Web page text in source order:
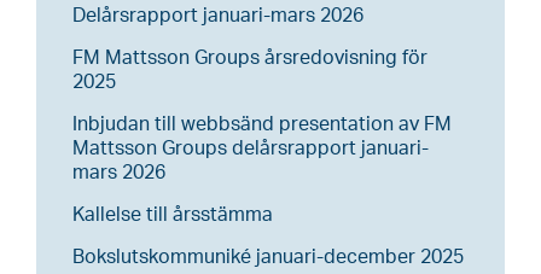
Delårsrapport januari-mars 2026
FM Mattsson Groups årsredovisning för
2025
Inbjudan till webbsänd presentation av FM
Mattsson Groups delårsrapport januari-
mars 2026
Kallelse till årsstämma
Bokslutskommuniké januari-december 2025